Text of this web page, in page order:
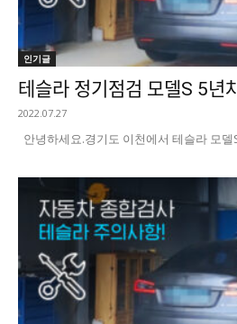
인기글
테슬라 정기점검 모델S
2022.07.27
안녕하세요. ​경기도 이천에서 테슬라 모